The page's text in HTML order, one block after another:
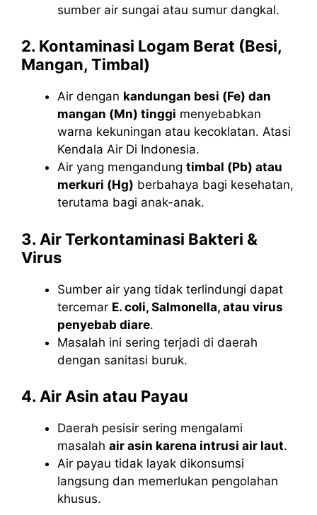
sumber air sungai atau sumur dangkal.
2. Kontaminasi Logam Berat (Besi,
Mangan, Timbal)
Air dengan kandungan besi (Fe) dan
mangan (Mn) tinggi menyebabkan
warna kekuningan atau kecoklatan. Atasi
Kendala Air Di Indonesia.
Air yang mengandung timbal (Pb) atau
merkuri (Hg) berbahaya bagi kesehatan,
terutama bagi anak-anak.
3. Air Terkontaminasi Bakteri &
Virus
Sumber air yang tidak terlindungi dapat
tercemar E. coli, Salmonella, atau virus
penyebab diare.
Masalah ini sering terjadi di daerah
dengan sanitasi buruk.
4. Air Asin atau Payau
Daerah pesisir sering mengalami
masalah air asin karena intrusi air laut.
Air payau tidak layak dikonsumsi
langsung dan memerlukan pengolahan
khusus.